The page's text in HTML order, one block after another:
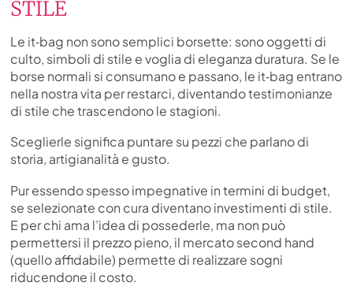
STILE
Le it‑bag non sono semplici borsette: sono oggetti di
culto, simboli di stile e voglia di eleganza duratura. Se le
borse normali si consumano e passano, le it‑bag entrano
nella nostra vita per restarci, diventando testimonianze
di stile che trascendono le stagioni.
Sceglierle significa puntare su pezzi che parlano di
storia, artigianalità e gusto.
Pur essendo spesso impegnative in termini di budget,
se selezionate con cura diventano investimenti di stile.
E per chi ama l’idea di possederle, ma non può
permettersi il prezzo pieno, il mercato second hand
(quello affidabile) permette di realizzare sogni
riducendone il costo.